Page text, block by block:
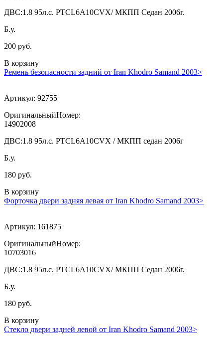
ДВС:1.8 95л.с. PTCL6A10CVX/ МКПП Седан 2006г.
Б.у.
200 руб.
В корзину
Ремень безопасности задний от Iran Khodro Samand 2003>
Артикул: 92755
ОригинальныйНомер:
14902008
ДВС:1.8 95л.с. PTCL6A10CVX / МКПП седан 2006г
Б.у.
180 руб.
В корзину
Форточка двери задняя левая от Iran Khodro Samand 2003>
Артикул: 161875
ОригинальныйНомер:
10703016
ДВС:1.8 95л.с. PTCL6A10CVX/ МКПП Седан 2006г.
Б.у.
180 руб.
В корзину
Стекло двери задней левой от Iran Khodro Samand 2003>